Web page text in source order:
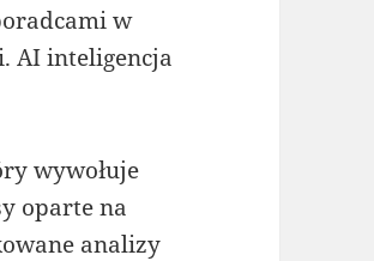
w
AI inteligencja
wywołuje
oparte na
analizy